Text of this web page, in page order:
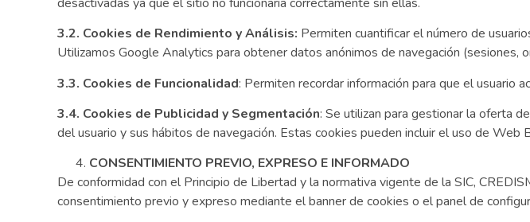
3.2. Cookies de Rendimiento y Análisis: Permiten cuantificar el número de
Utilizamos Google Analytics para obtener datos anónimos de navegación (sesiones,
3.3. Cookies de Funcionalidad: Permiten recordar información para que el usuario
3.4. Cookies de Publicidad y Segmentación: Se utilizan para gestionar la oferta
del usuario y sus hábitos de navegación. Estas cookies pueden incluir el uso de
CONSENTIMIENTO PREVIO, EXPRESO E INFORMADO
De conformidad con el Principio de Libertad y la normativa vigente de la SIC,
consentimiento previo y expreso mediante el banner de cookies o el panel de